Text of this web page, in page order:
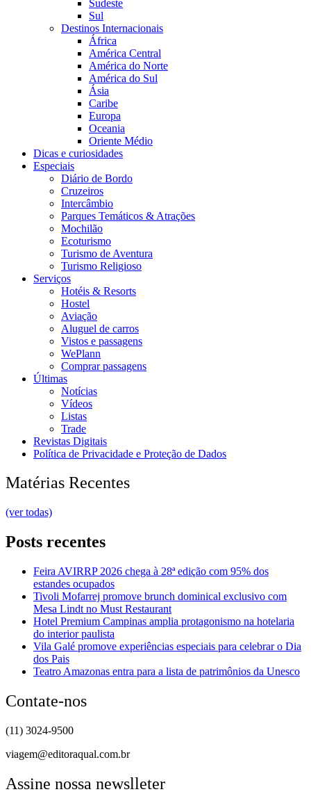
Sudeste
Sul
Destinos Internacionais
África
América Central
América do Norte
América do Sul
Ásia
Caribe
Europa
Oceania
Oriente Médio
Dicas e curiosidades
Especiais
Diário de Bordo
Cruzeiros
Intercâmbio
Parques Temáticos & Atrações
Mochilão
Ecoturismo
Turismo de Aventura
Turismo Religioso
Serviços
Hotéis & Resorts
Hostel
Aviação
Aluguel de carros
Vistos e passagens
WePlann
Comprar passagens
Últimas
Notícias
Vídeos
Listas
Trade
Revistas Digitais
Política de Privacidade e Proteção de Dados
Matérias Recentes
(ver todas)
Posts recentes
Feira AVIRRP 2026 chega à 28ª edição com 95% dos
estandes ocupados
Tivoli Mofarrej promove brunch dominical exclusivo com
Mesa Lindt no Must Restaurant
Hotel Premium Campinas amplia protagonismo na hotelaria
do interior paulista
Vila Galé promove experiências especiais para celebrar o Dia
dos Pais
Teatro Amazonas entra para a lista de patrimônios da Unesco
Contate-nos
(11) 3024-9500
viagem@editoraqual.com.br
Assine nossa newslleter